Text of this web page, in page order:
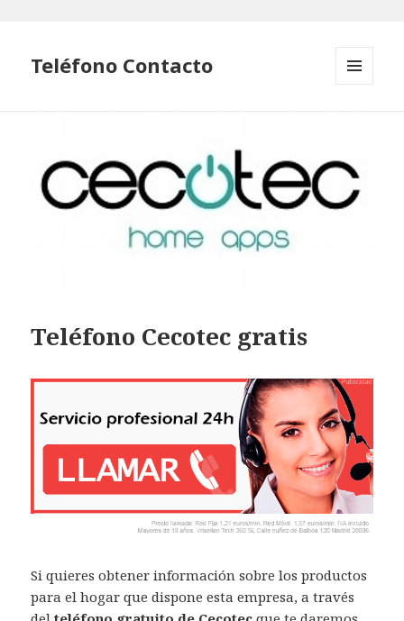
Teléfono Contacto
Teléfono Cecotec gratis
Si quieres obtener información sobre los productos
para el hogar que dispone esta empresa, a través